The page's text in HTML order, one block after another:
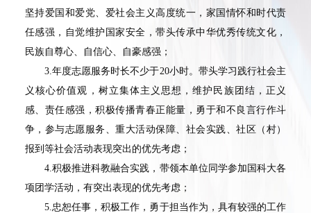
坚持爱国和爱党、爱社会主义高度统一，家国情怀和时代责
任感强，自觉维护国家安全，带头传承中华优秀传统文化，
民族自尊心、自信心、自豪感强；
3.年度志愿服务时长不少于20小时。带头学习践行社会主
义核心价值观，树立集体主义思想，维护民族团结，正义
感、责任感强，积极传播青春正能量，勇于和不良言行作斗
争，参与志愿服务、重大活动保障、社会实践、社区（村）
报到等社会活动表现突出的优先考虑；
4.积极推进科教融合实践，带领本单位同学参加国科大各
项团学活动，有突出表现的优先考虑；
5.忠恕任事，积极工作，勇于担当作为，具有较强的工作